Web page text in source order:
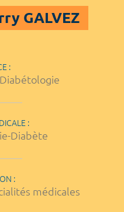
GALVEZ
:
:
Diabète
:
médicales